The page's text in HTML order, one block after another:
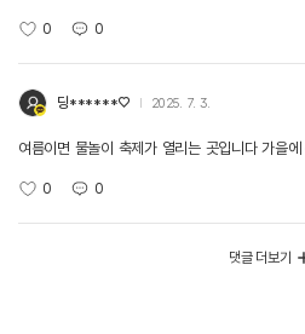
0 0
딩******♡ 2025. 7. 3.
여름이면 물놀이 축제가 열리는 곳입니다 가을
0 0
댓글 더보기